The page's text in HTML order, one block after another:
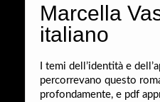
Marcella
italiano
I temi dell’identità e
percorrevano questo
profondamente, e pdf